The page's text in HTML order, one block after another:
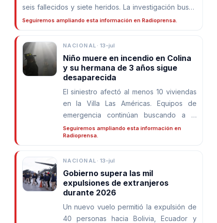
seis fallecidos y siete heridos. La investigación busca
determinar las causas del accidente.
Seguiremos ampliando esta información en Radioprensa.
NACIONAL · 13-jul
Niño muere en incendio en Colina
y su hermana de 3 años sigue
desaparecida
El siniestro afectó al menos 10 viviendas
en la Villa Las Américas. Equipos de
emergencia continúan buscando a la
menor mientras se investigan las causas
del incendio.
Seguiremos ampliando esta información en
Radioprensa.
NACIONAL · 13-jul
Gobierno supera las mil
expulsiones de extranjeros
durante 2026
Un nuevo vuelo permitió la expulsión de
40 personas hacia Bolivia, Ecuador y